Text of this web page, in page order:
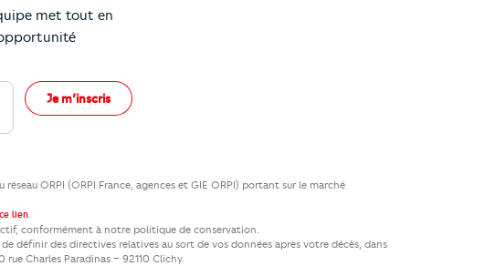
met tout en
Je m’inscris
ORPI (ORPI France, agences et GIE ORPI) portant sur le marché
ce lien.
conformément à notre politique de conservation.
définir des directives relatives au sort de vos données après votre décès, dans
rue Charles Paradinas – 92110 Clichy.